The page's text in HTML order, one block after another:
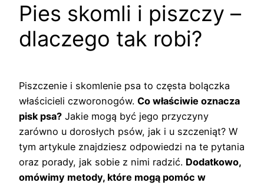
Pies skomli i piszczy –
dlaczego tak robi?
Piszczenie i skomlenie psa to częsta bolączka
właścicieli czworonogów. Co właściwie oznacza
pisk psa? Jakie mogą być jego przyczyny
zarówno u dorosłych psów, jak i u szczeniąt? W
tym artykule znajdziesz odpowiedzi na te pytania
oraz porady, jak sobie z nimi radzić. Dodatkowo,
omówimy metody, które mogą pomóc w